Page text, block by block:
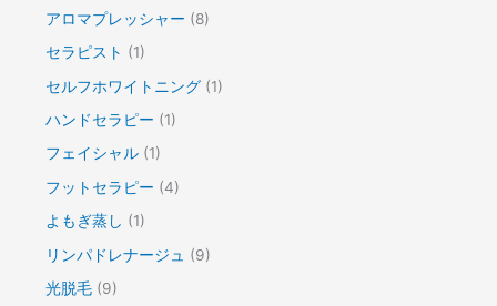
アロマプレッシャー (8)
セラピスト (1)
セルフホワイトニング (1)
ハンドセラピー (1)
フェイシャル (1)
フットセラピー (4)
よもぎ蒸し (1)
リンパドレナージュ (9)
光脱毛 (9)